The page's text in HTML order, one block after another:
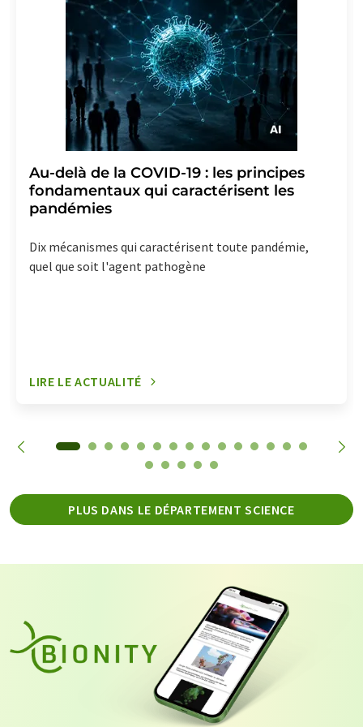
Au-delà de la COVID-19 : les principes
fondamentaux qui caractérisent les
pandémies
Dix mécanismes qui caractérisent toute pandémie,
quel que soit l'agent pathogène
LIRE LE ACTUALITÉ
PLUS DANS LE DÉPARTEMENT SCIENCE